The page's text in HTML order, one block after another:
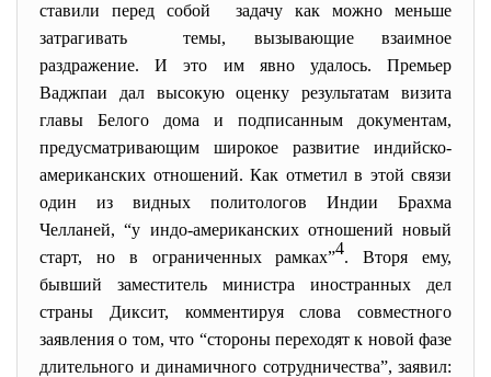
ставили перед собой задачу как можно меньше
затрагивать темы, вызывающие взаимное
раздражение. И это им явно удалось. Премьер
Ваджпаи дал высокую оценку результатам визита
главы Белого дома и подписанным документам,
предусматривающим широкое развитие индийско-
американских отношений. Как отметил в этой связи
один из видных политологов Индии Брахма
Челланей, “у индо-американских отношений новый
старт, но в ограниченных рамках”4. Вторя ему,
бывший заместитель министра иностранных дел
страны Диксит, комментируя слова совместного
заявления о том, что “стороны переходят к новой фазе
длительного и динамичного сотрудничества”, заявил: